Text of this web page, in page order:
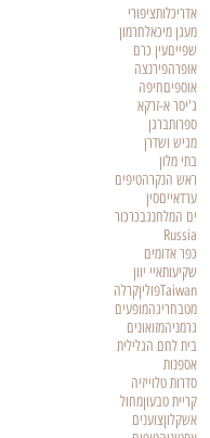
אדריכלותציפורי
מעגן מיכאלחרמון
שפייםעין כרם
אופרהפירנצה
אוספיםחיפה
ג'יסר א-זרקא
ספרותברגן
מגיש ושדרן
בתי מלון
ראש הנקרהטיפים
ערדאייםסין
ים המלחנגבכרכור
Russia
כפר אדומים
שקיעותאיי יוון
Taiwanפוליןקרלה
מטבחריגהמופעים
גרמניהמזואונים
בית לחם הגלילית
אספנות
סדרות טלוייזיה
קריית טבעוןמחול
אשקלוןצוענים